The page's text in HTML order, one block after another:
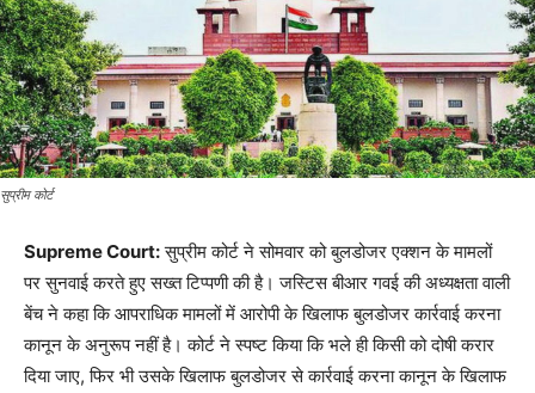
सुप्रीम कोर्ट
Supreme Court:सुप्रीम कोर्ट ने सोमवार को बुलडोजर एक्शन के मामलों
पर सुनवाई करते हुए सख्त टिप्पणी की है। जस्टिस बीआर गवई की अध्यक्षता वाली
बेंच ने कहा कि आपराधिक मामलों में आरोपी के खिलाफ बुलडोजर कार्रवाई करना
कानून के अनुरूप नहीं है। कोर्ट ने स्पष्ट किया कि भले ही किसी को दोषी करार
दिया जाए, फिर भी उसके खिलाफ बुलडोजर से कार्रवाई करना कानून के खिलाफ